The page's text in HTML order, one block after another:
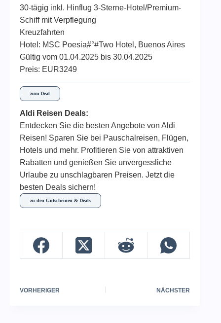
30-tägig inkl. Hinflug 3-Sterne-Hotel/Premium-
Schiff mit Verpflegung
Kreuzfahrten
Hotel: MSC Poesia#°#Two Hotel, Buenos Aires
Gültig vom 01.04.2025 bis 30.04.2025
Preis: EUR3249
zum Deal
Aldi Reisen Deals:
Entdecken Sie die besten Angebote von Aldi
Reisen! Sparen Sie bei Pauschalreisen, Flügen,
Hotels und mehr. Profitieren Sie von attraktiven
Rabatten und genießen Sie unvergessliche
Urlaube zu unschlagbaren Preisen. Jetzt die
besten Deals sichern!
zu den Gutscheinen & Deals
VORHERIGER NÄCHSTER